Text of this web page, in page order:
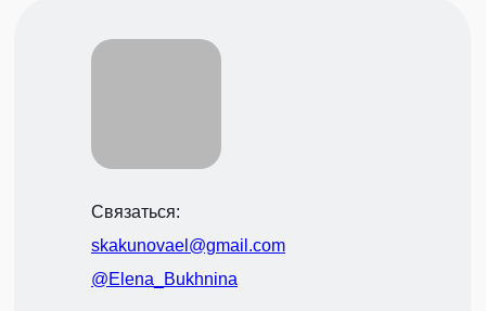
Связаться:
@Elena_Bukhnina
skakunovael@gmail.com